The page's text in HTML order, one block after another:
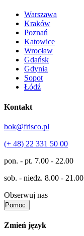
Warszawa
Kraków
Poznań
Katowice
Wrocław
Gdańsk
Gdynia
Sopot
Łódź
Kontakt
bok@frisco.pl
(+ 48) 22 331 50 00
pon. - pt. 7.00 - 22.00
sob. - niedz. 8.00 - 21.00
Obserwuj nas
Pomoc
Zmień język